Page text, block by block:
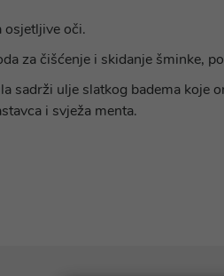
osjetljive oči.
za čišćenje i skidanje šminke,
sadrži ulje slatkog badema koje
i svježa menta.